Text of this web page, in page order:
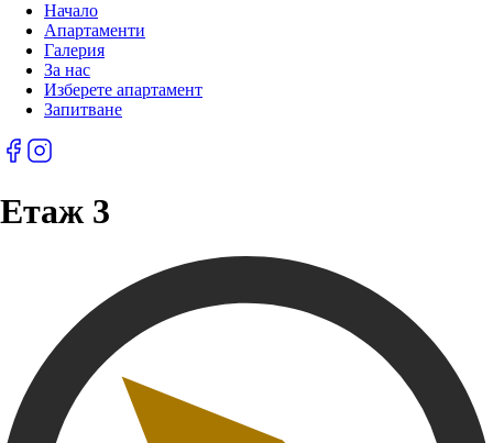
Начало
Апартаменти
Галерия
За нас
Изберете апартамент
Запитване
Етаж 3